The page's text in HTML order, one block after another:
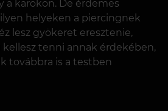
a karokon. De érdemes
helyeken a piercingnek
lesz gyökeret eresztenie,
tenni annak érdekében,
továbbra is a testben